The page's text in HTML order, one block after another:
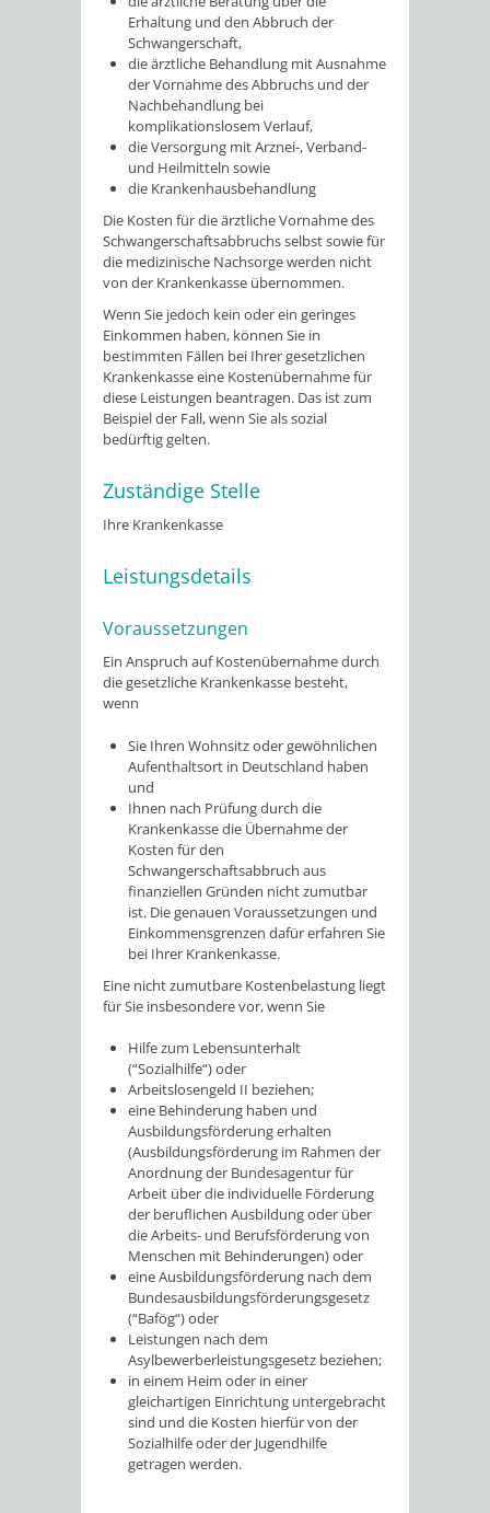
Erhaltung und den Abbruch der
Schwangerschaft,
die ärztliche Behandlung mit Ausnahme
der Vornahme des Abbruchs und der
Nachbehandlung bei
komplikationslosem Verlauf,
die Versorgung mit Arznei-, Verband-
und Heilmitteln sowie
die Krankenhausbehandlung
Die Kosten für die ärztliche Vornahme des
Schwangerschaftsabbruchs selbst sowie für
die medizinische Nachsorge werden nicht
von der Krankenkasse übernommen.
Wenn Sie jedoch kein oder ein geringes
Einkommen haben, können Sie in
bestimmten Fällen bei Ihrer gesetzlichen
Krankenkasse eine Kostenübernahme für
diese Leistungen beantragen. Das ist zum
Beispiel der Fall, wenn Sie als sozial
bedürftig gelten.
Zuständige Stelle
Ihre Krankenkasse
Leistungsdetails
Voraussetzungen
Ein Anspruch auf Kostenübernahme durch
die gesetzliche Krankenkasse besteht,
wenn
Sie Ihren Wohnsitz oder gewöhnlichen
Aufenthaltsort in Deutschland haben
und
Ihnen nach Prüfung durch die
Krankenkasse die Übernahme der
Kosten für den
Schwangerschaftsabbruch aus
finanziellen Gründen nicht zumutbar
ist. Die genauen Voraussetzungen und
Einkommensgrenzen dafür erfahren Sie
bei Ihrer Krankenkasse.
Eine nicht zumutbare Kostenbelastung liegt
für Sie insbesondere vor, wenn Sie
Hilfe zum Lebensunterhalt
(“Sozialhilfe“) oder
Arbeitslosengeld II beziehen;
eine Behinderung haben und
Ausbildungsförderung erhalten
(Ausbildungsförderung im Rahmen der
Anordnung der Bundesagentur für
Arbeit über die individuelle Förderung
der beruflichen Ausbildung oder über
die Arbeits- und Berufsförderung von
Menschen mit Behinderungen) oder
eine Ausbildungsförderung nach dem
Bundesausbildungsförderungsgesetz
(“Bafög“) oder
Leistungen nach dem
Asylbewerberleistungsgesetz beziehen;
in einem Heim oder in einer
gleichartigen Einrichtung untergebracht
sind und die Kosten hierfür von der
Sozialhilfe oder der Jugendhilfe
getragen werden.